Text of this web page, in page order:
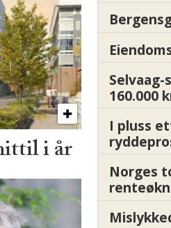
i år
Selvaag-
160.000
I pluss
Norges